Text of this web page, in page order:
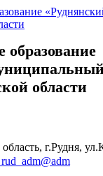
области
г.Рудня,
rud_adm@adm